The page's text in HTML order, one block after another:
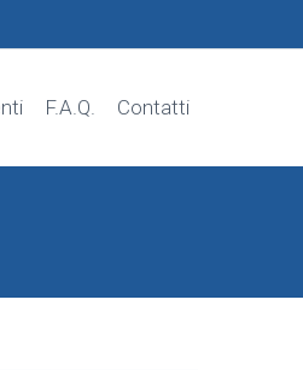
F.A.Q. Contatti